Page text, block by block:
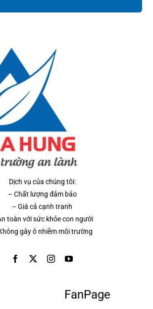
Dịch vụ của chúng tôi:
– Chất lượng đảm bảo
– Giá cả cạnh tranh
toàn với sức khỏe con người
gây ô nhiễm môi trường
FanPage